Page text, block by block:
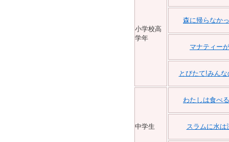
小学校高
学年
森に帰らなか
マナティー
とびたて!みん
中学生
わたしは食べ
スラムに水は